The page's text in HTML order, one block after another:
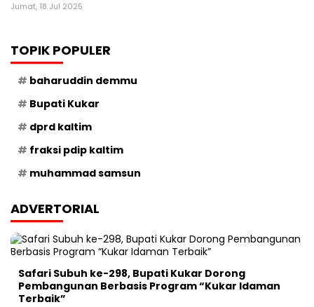
Jumat, 18 Jul 2025
TOPIK POPULER
baharuddin demmu
Bupati Kukar
dprd kaltim
fraksi pdip kaltim
muhammad samsun
ADVERTORIAL
Safari Subuh ke-298, Bupati Kukar Dorong
Pembangunan Berbasis Program “Kukar Idaman
Terbaik”